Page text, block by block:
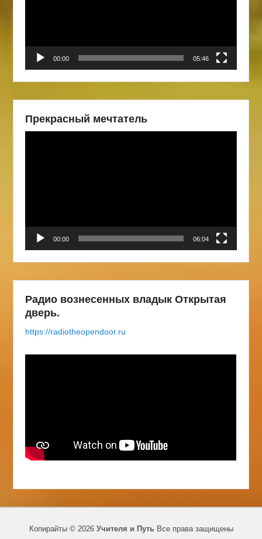
00:00 05:46
Прекрасный мечтатель
00:00 06:04
Радио вознесенных владык Открытая
дверь.
https://radiotheopendoor.ru
Копирайты © 2026 Учителя и ПутьВсе права защищены